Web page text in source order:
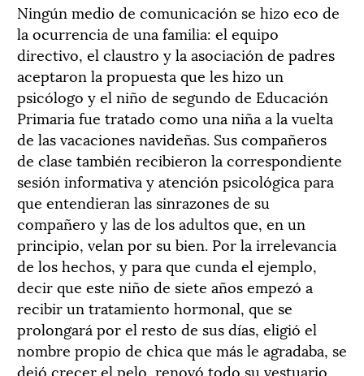
Ningún medio de comunicación se hizo eco de
la ocurrencia de una familia: el equipo
directivo, el claustro y la asociación de padres
aceptaron la propuesta que les hizo un
psicólogo y el niño de segundo de Educación
Primaria fue tratado como una niña a la vuelta
de las vacaciones navideñas. Sus compañeros
de clase también recibieron la correspondiente
sesión informativa y atención psicológica para
que entendieran las sinrazones de su
compañero y las de los adultos que, en un
principio, velan por su bien. Por la irrelevancia
de los hechos, y para que cunda el ejemplo,
decir que este niño de siete años empezó a
recibir un tratamiento hormonal, que se
prolongará por el resto de sus días, eligió el
nombre propio de chica que más le agradaba, se
dejó crecer el pelo, renovó todo su vestuario,